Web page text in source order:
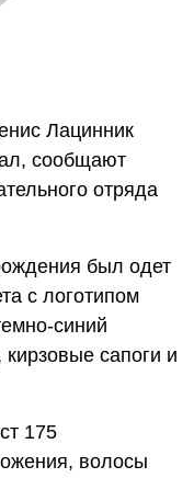
Лацинник
сообщают
отряда
был одет
с логотипом
синий
сапоги и
175
волосы